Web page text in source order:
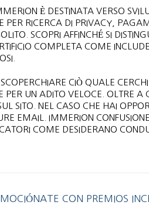
È DESTINATA VERSO
PER RICERCA DI PRIVACY,
SCOPRI AFFINCHÉ SI
COMPLETA COME
CIÒ QUALE CERCHI.
PER UN ADITO VELOCE. OLTRE A
SITO. NEL CASO CHE HAI
EMAIL. IMMERION
COME DESIDERANO
CON PREMIOS